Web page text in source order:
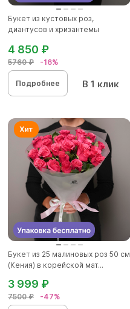
Букет из кустовых роз,
диантусов и хризантемы
5760 ₽ -16%
4 850 ₽
Подробнее В 1 клик
Букет из 25 малиновых роз 50 см
(Кения) в корейской мат...
7500 ₽ -47%
3 999 ₽